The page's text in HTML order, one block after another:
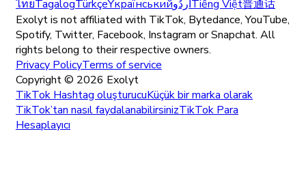
ไทยTagalogTürkçeYкраїнськийاُردُوTiếng Việt普通话
Exolyt is not affiliated with TikTok, Bytedance, YouTube,
Spotify, Twitter, Facebook, Instagram or Snapchat. All
rights belong to their respective owners.
Privacy PolicyTerms of service
Copyright © 2026 Exolyt
TikTok Hashtag oluşturucuKüçük bir marka olarak
TikTok’tan nasıl faydalanabilirsinizTikTok Para
Hesaplayıcı